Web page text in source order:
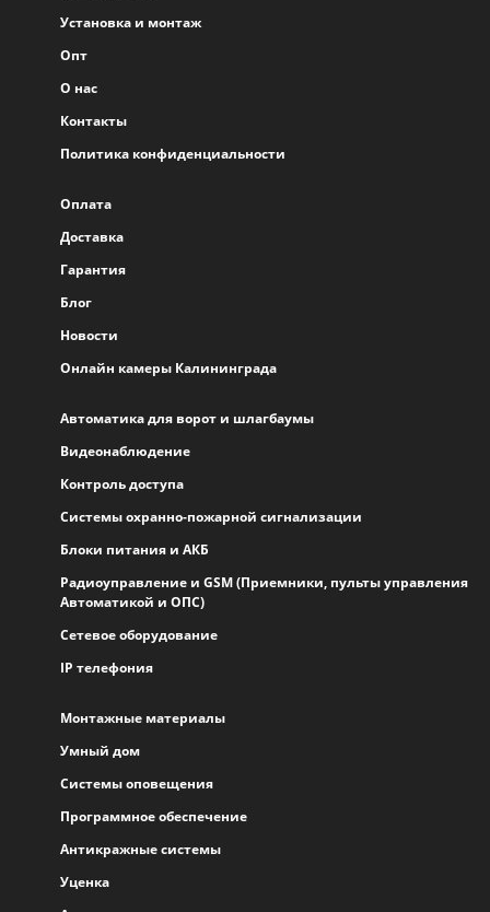
Установка и монтаж
Опт
О нас
Контакты
Политика конфиденциальности
Оплата
Доставка
Гарантия
Блог
Новости
Онлайн камеры Калининграда
Автоматика для ворот и шлагбаумы
Видеонаблюдение
Контроль доступа
Системы охранно-пожарной сигнализации
Блоки питания и АКБ
Радиоуправление и GSM (Приемники, пульты управления
Автоматикой и ОПС)
Сетевое оборудование
IP телефония
Монтажные материалы
Умный дом
Системы оповещения
Программное обеспечение
Антикражные системы
Уценка